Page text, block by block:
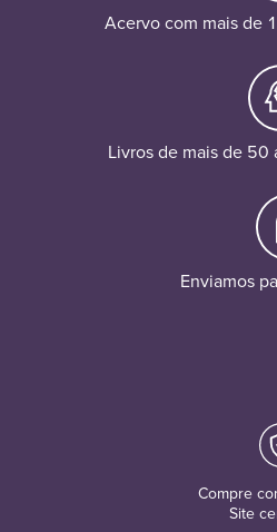
Acervo com mais de
Livros de mais de
Enviamos
Compre
Site